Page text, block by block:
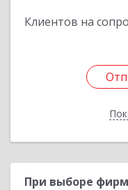
Клиентов на
При выборе